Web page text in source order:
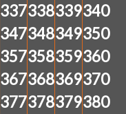
337338339340
347348349350
357358359360
367368369370
377378379380